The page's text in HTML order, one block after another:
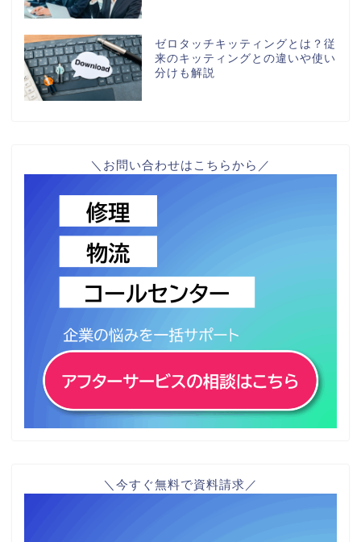
ゼロタッチキッティングとは？従
来のキッティングとの違いや使い
分けも解説
＼お問い合わせはこちらから／
＼今すぐ無料で資料請求／